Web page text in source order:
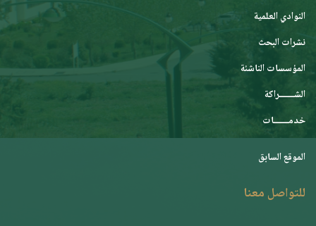
النوادي العلمية
نشرات البحث
المؤسسات الناشئة
الشـــــــراكة
خدمـــــــات
الموقع السابق
للتواصل معنا